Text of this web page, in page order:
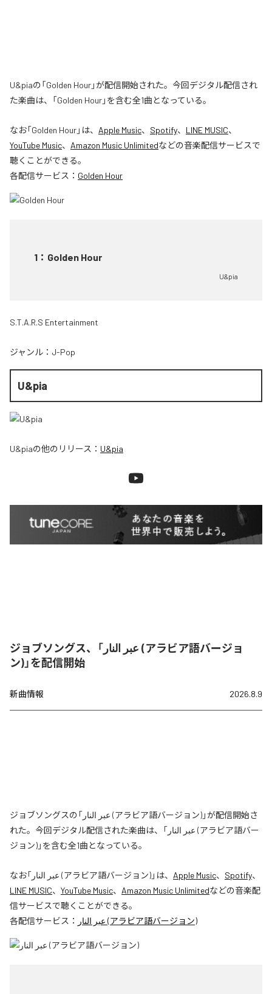
U&piaの「Golden Hour」が配信開始された。今回デジタル配信され
た楽曲は、「Golden Hour」を含む全1曲となっている。
なお「Golden Hour」は、 Apple Music、 Spotify、 LINE MUSIC、
YouTube Music、 Amazon Music Unlimitedなどの音楽配信サービスで
聴くことができる。
各配信サービス： Golden Hour
1 ： Golden Hour
U&pia
S.T.A.R.S Entertainment
ジャンル： J-Pop
U&pia
U&piaの他のリリース： U&pia
ジョブソングス、「عبر النار (アラビア語バージョ
ン)」を配信開始
新曲情報 2026.8.9
ジョブソングスの「عبر النار (アラビア語バージョン)」が配信開始さ
れた。今回デジタル配信された楽曲は、「عبر النار (アラビア語バー
ジョン)」を含む全1曲となっている。
なお「 عبر النار (アラビア語バージョン)」は、 Apple Music、 Spotify、
LINE MUSIC、 YouTube Music、 Amazon Music Unlimitedなどの音楽配
信サービスで聴くことができる。
各配信サービス：
عبر النار (アラビア語バージョン)